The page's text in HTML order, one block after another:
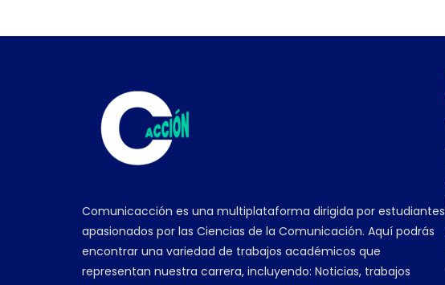
Comunicacción es una multiplataforma dirigida por estudiantes
apasionados por las Ciencias de la Comunicación. Aquí podrás
encontrar una variedad de trabajos académicos que
representan nuestra carrera, incluyendo: Noticias, trabajos